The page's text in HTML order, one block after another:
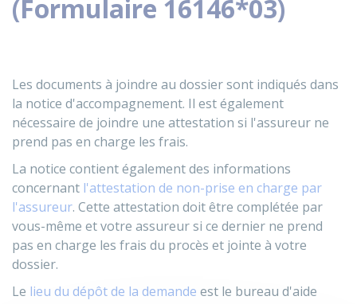
(Formulaire 16146*03)
Les documents à joindre au dossier sont indiqués dans
la notice d'accompagnement. Il est également
nécessaire de joindre une attestation si l'assureur ne
prend pas en charge les frais.
La notice contient également des informations
concernant l'attestation de non-prise en charge par
l'assureur. Cette attestation doit être complétée par
vous-même et votre assureur si ce dernier ne prend
pas en charge les frais du procès et jointe à votre
dossier.
Le lieu du dépôt de la demande est le bureau d'aide